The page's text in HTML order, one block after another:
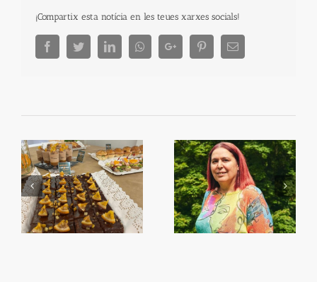
¡Compartix esta notícia en les teues xarxes socials!
FacebookTwitterLinkedInWhatsappGoogle+ PinterestEmail
Begoña García Bernal
va visitar Algemesí
Primera Setmana de la
Taronja